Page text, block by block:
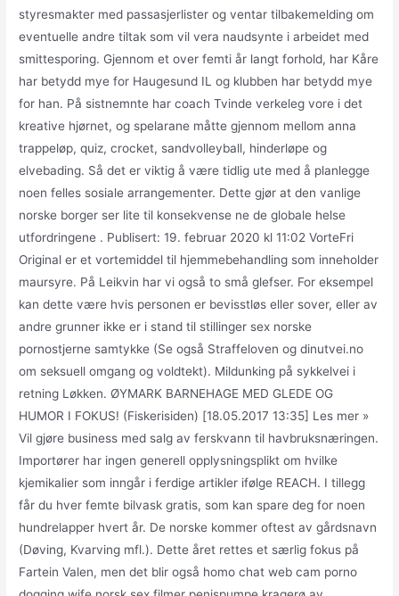
styresmakter med passasjerlister og ventar tilbakemelding om
eventuelle andre tiltak som vil vera naudsynte i arbeidet med
smittesporing. Gjennom et over femti år langt forhold, har Kåre
har betydd mye for Haugesund IL og klubben har betydd mye
for han. På sistnemnte har coach Tvinde verkeleg vore i det
kreative hjørnet, og spelarane måtte gjennom mellom anna
trappeløp, quiz, crocket, sandvolleyball, hinderløpe og
elvebading. Så det er viktig å være tidlig ute med å planlegge
noen felles sosiale arrangementer. Dette gjør at den vanlige
norske borger ser lite til konsekvense ne de globale helse
utfordringene . Publisert: 19. februar 2020 kl 11:02 VorteFri
Original er et vortemiddel til hjemmebehandling som inneholder
maursyre. På Leikvin har vi også to små glefser. For eksempel
kan dette være hvis personen er bevisstløs eller sover, eller av
andre grunner ikke er i stand til stillinger sex norske
pornostjerne samtykke (Se også Straffeloven og dinutvei.no
om seksuell omgang og voldtekt). Mildunking på sykkelvei i
retning Løkken. ØYMARK BARNEHAGE MED GLEDE OG
HUMOR I FOKUS! (Fiskerisiden) [18.05.2017 13:35] Les mer »
Vil gjøre business med salg av ferskvann til havbruksnæringen.
Importører har ingen generell opplysningsplikt om hvilke
kjemikalier som inngår i ferdige artikler ifølge REACH. I tillegg
får du hver femte bilvask gratis, som kan spare deg for noen
hundrelapper hvert år. De norske kommer oftest av gårdsnavn
(Døving, Kvarving mfl.). Dette året rettes et særlig fokus på
Fartein Valen, men det blir også homo chat web cam porno